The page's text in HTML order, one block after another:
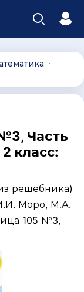
∙
Часть
класс:
решебника)
Моро, М.А.
105 №3,